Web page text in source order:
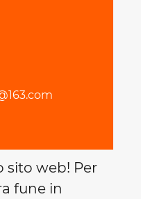
sito web! Per
fune in